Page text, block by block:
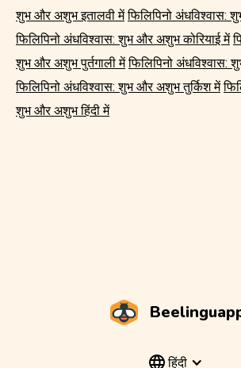
शुभ और अशुभ इतालवी में फिलिपिनो अंधविश्वास:
फिलिपिनो अंधविश्वास: शुभ और अशुभ कोरियाई में
शुभ और अशुभ पुर्तगाली में फिलिपिनो
फिलिपिनो अंधविश्वास: शुभ और अशुभ तुर्किश में
शुभ और अशुभ हिंदी में
हिंदी